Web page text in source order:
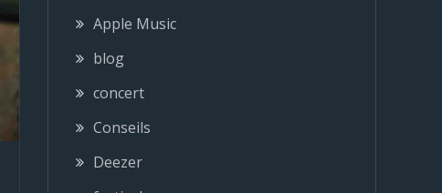
Apple Music
blog
concert
Conseils
Deezer